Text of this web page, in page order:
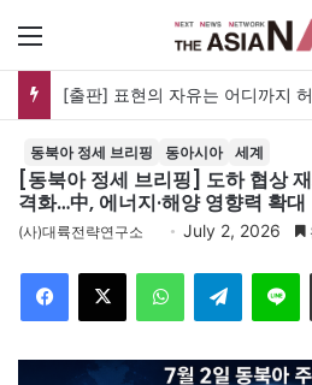
메뉴
동북아 정세 브리핑 동아시아 세계
[동북아 정세 브리핑] 도하 협상
격화…中, 에너지·해양 영향력 확대
(사)대륙전략연구소 July 2, 2026
Facebook
X WhatsAppTelegram